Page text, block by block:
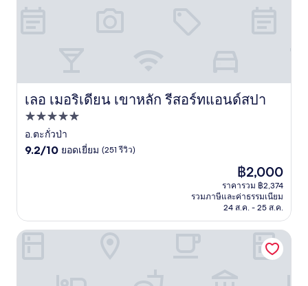
เลอ เมอริเดียน เขาหลัก รีสอร์ทแอนด์สปา
เลอ เมอริเดียน เขาหลัก รีสอร์ทแอนด์สปา
ที่พัก
5.0
ดาว
อ.ตะกั่วป่า
9.2
รีวิว)
9.2/10 ยอดเยี่ยม (251 รีวิว)
ราคา
ปัจจุบัน
คือ
฿2,000
฿2,000
ราคารวม ฿2,374
รวมภาษีและค่าธรรมเนียม
24 ส.ค. - 25 ส.ค.
เขาหลัก แมริออท บีช รีสอร์ท แอนด์ สปา